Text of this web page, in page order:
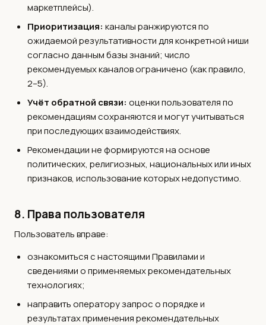
маркетплейсы).
Приоритизация: каналы ранжируются по
ожидаемой результативности для конкретной ниши
согласно данным базы знаний; число
рекомендуемых каналов ограничено (как правило,
2–5).
Учёт обратной связи: оценки пользователя по
рекомендациям сохраняются и могут учитываться
при последующих взаимодействиях.
Рекомендации не формируются на основе
политических, религиозных, национальных или иных
признаков, использование которых недопустимо.
8. Права пользователя
Пользователь вправе:
ознакомиться с настоящими Правилами и
сведениями о применяемых рекомендательных
технологиях;
направить оператору запрос о порядке и
результатах применения рекомендательных